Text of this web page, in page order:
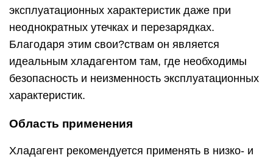
эксплуатационных характеристик даже при
неоднократных утечках и перезарядках.
Благодаря этим свои?ствам он является
идеальным хладагентом там, где необходимы
безопасность и неизменность эксплуатационных
характеристик.
Область применения
Хладагент рекомендуется применять в низко- и